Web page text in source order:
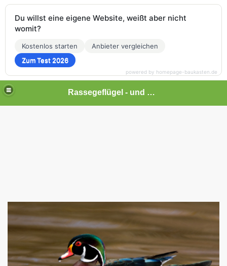
Rassegeflügel - und Kleintierhof Lonalu
Du willst eine eigene Website, weißt aber nicht
womit?
Kostenlos starten
Anbieter vergleichen
Zum Test 2026
powered by homepage-baukasten.de